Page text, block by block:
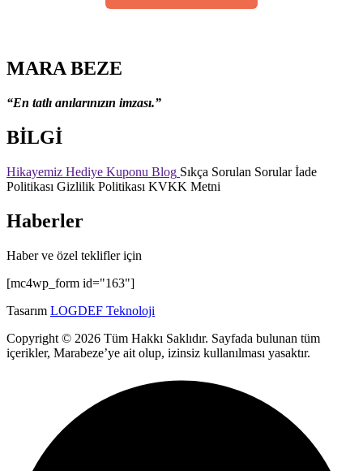
MARA BEZE
“En tatlı anılarınızın imzası.”
BİLGİ
Hikayemiz Hediye Kuponu Blog Sıkça Sorulan Sorular İade
Politikası Gizlilik Politikası KVKK Metni
Haberler
Haber ve özel teklifler için
[mc4wp_form id="163"]
Tasarım LOGDEF Teknoloji
Copyright © 2026 Tüm Hakkı Saklıdır. Sayfada bulunan tüm
içerikler, Marabeze’ye ait olup, izinsiz kullanılması yasaktır.